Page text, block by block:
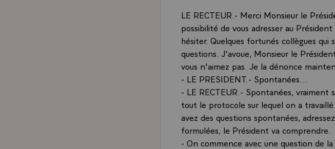
LE RECTEUR.- Merci Monsieur le
possibilité de vous adresser au
hésiter. Quelques fortunés collègues
questions. J'avoue, Monsieur le
vous n'aimez pas. Je la dénonce
- LE PRESIDENT.- Spontanées...
- LE RECTEUR.- Spontanées, vraiment
tout le protocole sur lequel on a
avez des questions spontanées,
formulées, le Président va comprendre.
- On commence avec une question de